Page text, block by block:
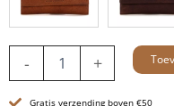
-
RFID
+
Gratis verzending boven €50